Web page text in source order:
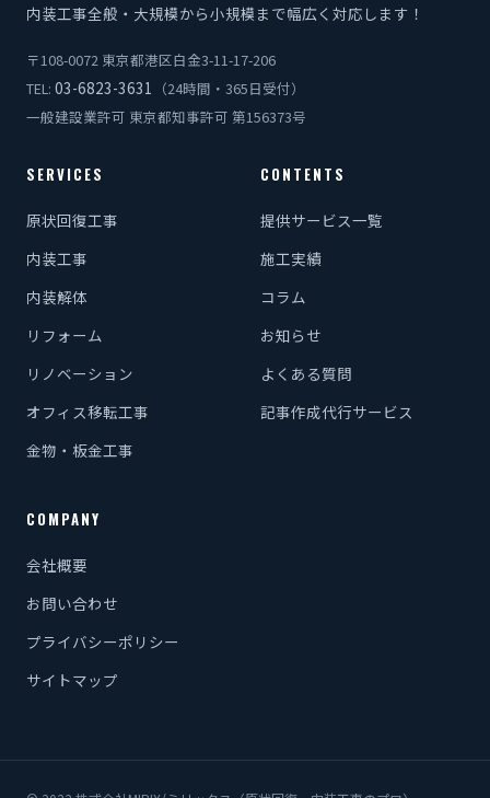
内装工事全般・大規模から小規模まで幅広く対応します！
〒108-0072 東京都港区白金3-11-17-206
TEL: 03-6823-3631
（24時間・365日受付）
一般建設業許可 東京都知事許可 第156373号
SERVICES
原状回復工事
内装工事
内装解体
リフォーム
リノベーション
オフィス移転工事
金物・板金工事
CONTENTS
提供サービス一覧
施工実績
コラム
お知らせ
よくある質問
記事作成代行サービス
COMPANY
会社概要
お問い合わせ
プライバシーポリシー
サイトマップ